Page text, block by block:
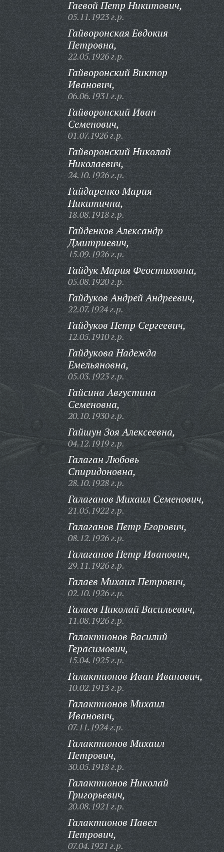
Гаевой Петр Никитович,
05.11.1923 г.р.
Гайворонская Евдокия
Петровна,
22.05.1926 г.р.
Гайворонский Виктор
Иванович,
06.06.1931 г.р.
Гайворонский Иван
Семенович,
01.07.1926 г.р.
Гайворонский Николай
Николаевич,
24.10.1926 г.р.
Гайдаренко Мария
Никитична,
18.08.1918 г.р.
Гайденков Александр
Дмитриевич,
15.09.1926 г.р.
Гайдук Мария Феостиховна,
05.08.1920 г.р.
Гайдуков Андрей Андреевич,
22.07.1924 г.р.
Гайдуков Петр Сергеевич,
12.05.1910 г.р.
Гайдукова Надежда
Емельяновна,
05.03.1923 г.р.
Гайсина Августина
Семеновна,
20.10.1930 г.р.
Гайшун Зоя Алексеевна,
04.12.1919 г.р.
Галаган Любовь
Спиридоновна,
28.10.1928 г.р.
Галаганов Михаил Семенович,
21.05.1922 г.р.
Галаганов Петр Егорович,
08.12.1926 г.р.
Галаганов Петр Иванович,
29.11.1926 г.р.
Галаев Михаил Петрович,
02.10.1926 г.р.
Галаев Николай Васильевич,
11.08.1926 г.р.
Галактионов Василий
Герасимович,
15.04.1925 г.р.
Галактионов Иван Иванович,
10.02.1913 г.р.
Галактионов Михаил
Иванович,
07.11.1924 г.р.
Галактионов Михаил
Петрович,
30.05.1918 г.р.
Галактионов Николай
Григорьевич,
20.08.1921 г.р.
Галактионов Павел
Петрович,
07.04.1921 г.р.